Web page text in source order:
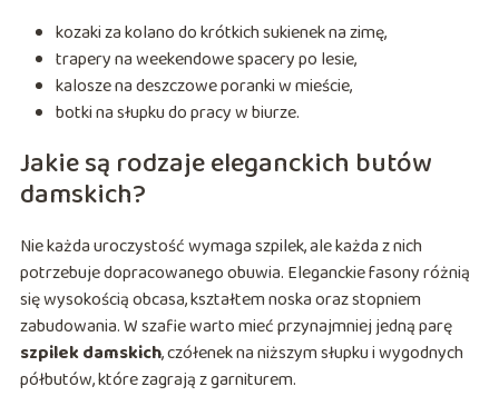
kozaki za kolano do krótkich sukienek na zimę,
trapery na weekendowe spacery po lesie,
kalosze na deszczowe poranki w mieście,
botki na słupku do pracy w biurze.
Jakie są rodzaje eleganckich butów
damskich?
Nie każda uroczystość wymaga szpilek, ale każda z nich
potrzebuje dopracowanego obuwia. Eleganckie fasony różnią
się wysokością obcasa, kształtem noska oraz stopniem
zabudowania. W szafie warto mieć przynajmniej jedną parę
szpilek damskich, czółenek na niższym słupku i wygodnych
półbutów, które zagrają z garniturem.